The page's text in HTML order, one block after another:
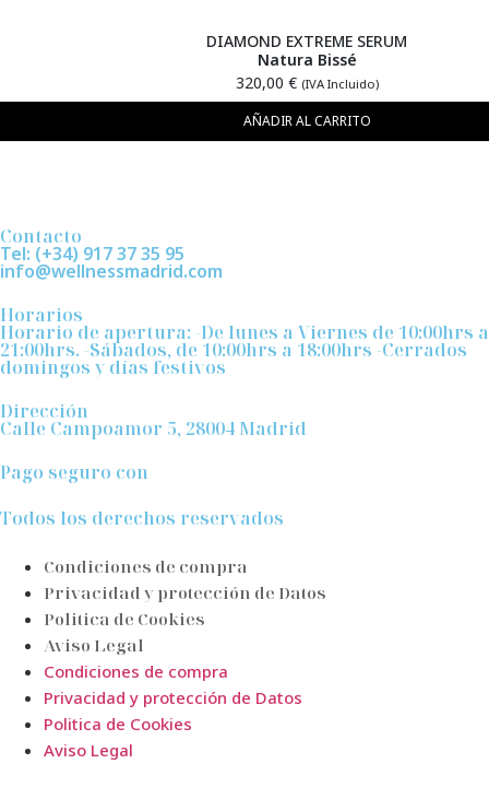
DIAMOND EXTREME SERUM
Natura Bissé
320,00 € (IVA Incluido)
AÑADIR AL CARRITO
Contacto
Tel: (+34) 917 37 35 95
info@wellnessmadrid.com
Horarios
Horario de apertura: -De lunes a Viernes de 10:00hrs a
21:00hrs. -Sábados, de 10:00hrs a 18:00hrs -Cerrados
domingos y días festivos
Dirección
Calle Campoamor 5, 28004 Madrid
Pago seguro con
Todos los derechos reservados
Condiciones de compra
Privacidad y protección de Datos
Politica de Cookies
Aviso Legal
Condiciones de compra
Privacidad y protección de Datos
Politica de Cookies
Aviso Legal